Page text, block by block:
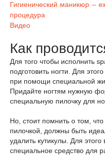
Гигиенический маникюр –
процедура
Видео
Как
Для того чтобы исполнить
подготовить ногти. Для
при помощи специальной
Придайте ногтям нужную
специальную пилочку для
Но, стоит помнить о том,
пилочкой, должны быть
удалить кутикулы. Для
специальное средство для